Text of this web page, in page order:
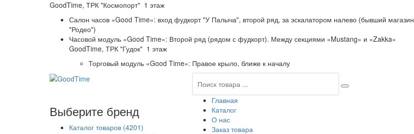
GoodTime, ТРК "Космопорт" 1 этаж
Салон часов «Good Time»: вход фудкорт "У Палыча", второй ряд, за эскалатором налево (бывший магазин
"Родео")
Часовой модуль «Good Time»: Второй ряд (рядом с фудкорт). Между секциями «Mustang» и «Zakka»
GoodTime, ТРК "Гудок" 1 этаж
Торговый модуль «Good Time»: Правое крыло, ближе к началу
Выберите бренд
Каталог товаров (4201)
Главная
Каталог
О нас
Заказ товара